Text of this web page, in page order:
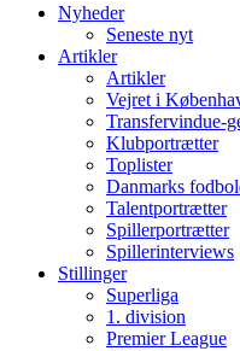
Nyheder
Seneste nyt
Artikler
Artikler
Vejret i
Transfervindue-
Klubportrætter
Toplister
Danmarks
Talentportrætter
Spillerportrætter
Spillerinterviews
Stillinger
Superliga
1. division
Premier League